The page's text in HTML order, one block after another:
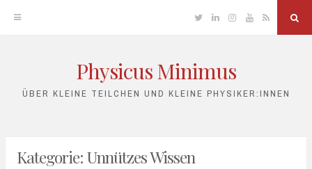
TwitterLinkedinInstagram
YouTube
RSS
Physicus Minimus
ÜBER KLEINE TEILCHEN UND KLEINE PHYSIKER:INNEN
Kategorie:Unnützes Wissen